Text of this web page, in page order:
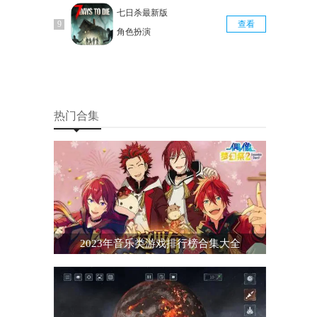
七日杀最新版
角色扮演
查看
热门合集
2023年音乐类游戏排行榜合集大全